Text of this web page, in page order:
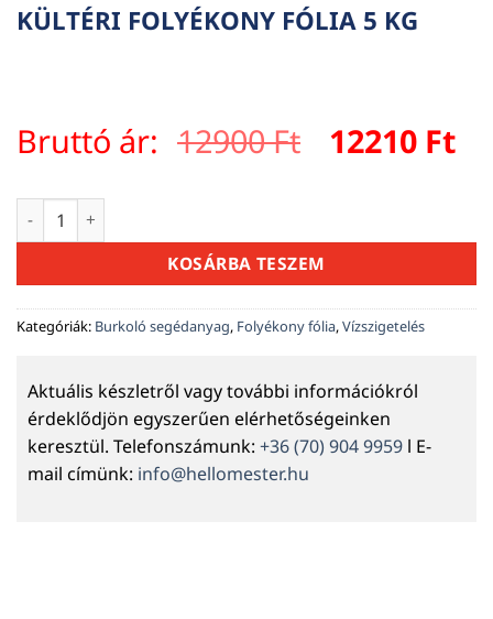
KÜLTÉRI FOLYÉKONY FÓLIA 5 KG
Bruttó ár: 12900Ft Original
12900 Ft.
12210 Ft
KÜLTÉRI FOLYÉKONY FÓLIA 5 KG mennyiség
KOSÁRBA TESZEM
Kategóriák: Burkoló segédanyag, Folyékony fólia,Vízszigetelés
Aktuális készletről vagy további információkról
érdeklődjön egyszerűen elérhetőségeinken
keresztül. Telefonszámunk: +36 (70) 904 9959 l E-
mail címünk: info@hellomester.hu